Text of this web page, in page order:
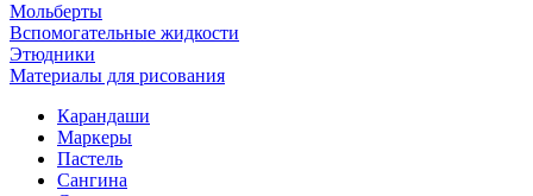
Мольберты
Вспомогательные жидкости
Этюдники
Материалы для рисования
Карандаши
Маркеры
Пастель
Сангина